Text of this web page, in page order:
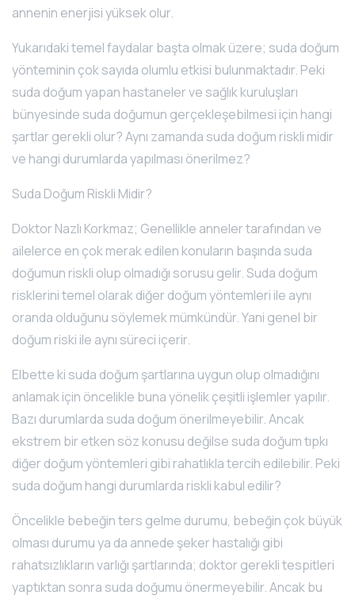
annenin enerjisi yüksek olur.
Yukarıdaki temel faydalar başta olmak üzere; suda doğum
yönteminin çok sayıda olumlu etkisi bulunmaktadır. Peki
suda doğum yapan hastaneler ve sağlık kuruluşları
bünyesinde suda doğumun gerçekleşebilmesi için hangi
şartlar gerekli olur? Aynı zamanda suda doğum riskli midir
ve hangi durumlarda yapılması önerilmez?
Suda Doğum Riskli Midir?
Doktor Nazlı Korkmaz; Genellikle anneler tarafından ve
ailelerce en çok merak edilen konuların başında suda
doğumun riskli olup olmadığı sorusu gelir. Suda doğum
risklerini temel olarak diğer doğum yöntemleri ile aynı
oranda olduğunu söylemek mümkündür. Yani genel bir
doğum riski ile aynı süreci içerir.
Elbette ki suda doğum şartlarına uygun olup olmadığını
anlamak için öncelikle buna yönelik çeşitli işlemler yapılır.
Bazı durumlarda suda doğum önerilmeyebilir. Ancak
ekstrem bir etken söz konusu değilse suda doğum tıpkı
diğer doğum yöntemleri gibi rahatlıkla tercih edilebilir. Peki
suda doğum hangi durumlarda riskli kabul edilir?
Öncelikle bebeğin ters gelme durumu, bebeğin çok büyük
olması durumu ya da annede şeker hastalığı gibi
rahatsızlıkların varlığı şartlarında; doktor gerekli tespitleri
yaptıktan sonra suda doğumu önermeyebilir. Ancak bu